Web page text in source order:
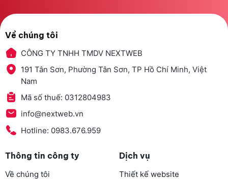
Về chúng tôi
CÔNG TY TNHH TMDV NEXTWEB
191 Tân Sơn, Phường Tân Sơn, TP Hồ Chí Minh, Việt
Nam
Mã số thuế: 0312804983
info@nextweb.vn
Hotline: 0983.676.959
Thông tin công ty
Về chúng tôi
Dịch vụ
Thiết kế website